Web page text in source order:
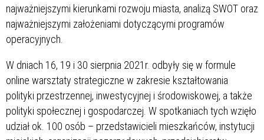
najważniejszymi kierunkami rozwoju miasta, analizą SWOT oraz
najważniejszymi założeniami dotyczącymi programów
operacyjnych.
W dniach 16, 19 i 30 sierpnia 2021r. odbyły się w formule
online warsztaty strategiczne w zakresie kształtowania
polityki przestrzennej, inwestycyjnej i środowiskowej, a także
polityki społecznej i gospodarczej. W spotkaniach tych wzięło
udział ok. 100 osób – przedstawicieli mieszkańców, instytucji